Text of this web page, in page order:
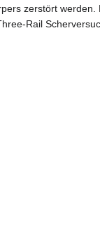
zerstört werden.
Rail